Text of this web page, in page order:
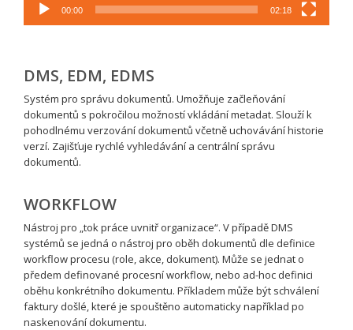
00:00 02:18
DMS, EDM, EDMS
Systém pro správu dokumentů. Umožňuje začleňování
dokumentů s pokročilou možností vkládání metadat. Slouží k
pohodlnému verzování dokumentů včetně uchovávání historie
verzí. Zajišťuje rychlé vyhledávání a centrální správu
dokumentů.
WORKFLOW
Nástroj pro „tok práce uvnitř organizace“. V případě DMS
systémů se jedná o nástroj pro oběh dokumentů dle definice
workflow procesu (role, akce, dokument). Může se jednat o
předem definované procesní workflow, nebo ad-hoc definici
oběhu konkrétního dokumentu. Příkladem může být schválení
faktury došlé, které je spouštěno automaticky například po
naskenování dokumentu.